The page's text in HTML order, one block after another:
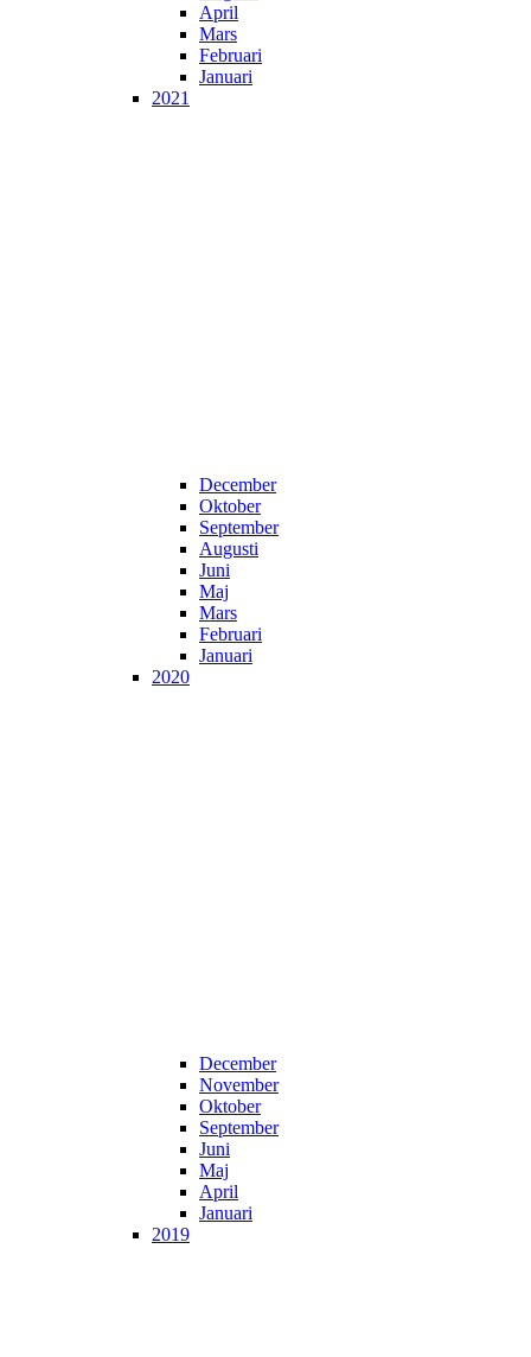
April
Mars
Februari
Januari
2021
December
Oktober
September
Augusti
Juni
Maj
Mars
Februari
Januari
2020
December
November
Oktober
September
Juni
Maj
April
Januari
2019